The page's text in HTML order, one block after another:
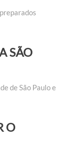
SÃO
de São Paulo e
O